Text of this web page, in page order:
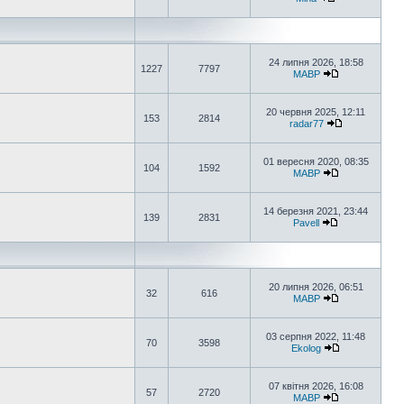
1227 7797
24 липня 2026, 18:58
MABP
153 2814
20 червня 2025, 12:11
radar77
104 1592
01 вересня 2020, 08:35
MABP
139 2831
14 березня 2021, 23:44
Pavell
32 616
20 липня 2026, 06:51
MABP
70 3598
03 серпня 2022, 11:48
Ekolog
57 2720
07 квітня 2026, 16:08
MABP